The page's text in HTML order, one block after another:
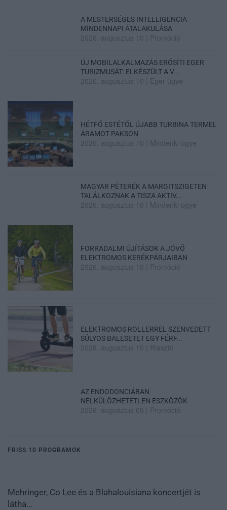
A MESTERSÉGES INTELLIGENCIA
MINDENNAPI ÁTALAKULÁSA
2026. augusztus 10 Promóció
ÚJ MOBILALKALMAZÁS ERŐSÍTI EGER
TURIZMUSÁT: ELKÉSZÜLT A V...
2026. augusztus 10 Eger ügye
HÉTFŐ ESTÉTŐL ÚJABB TURBINA TERMEL
ÁRAMOT PAKSON
2026. augusztus 10 Mindenki ügye
MAGYAR PÉTERÉK A MARGITSZIGETEN
TALÁLKOZNAK A TISZA AKTIV...
2026. augusztus 10 Mindenki ügye
FORRADALMI ÚJÍTÁSOK A JÖVŐ
ELEKTROMOS KERÉKPÁRJAIBAN
2026. augusztus 10 Promóció
ELEKTROMOS ROLLERREL SZENVEDETT
SÚLYOS BALESETET EGY FÉRF...
2026. augusztus 10 Riasztó
AZ ENDODONCIÁBAN
NÉLKÜLÖZHETETLEN ESZKÖZÖK
2026. augusztus 09 Promóció
FRISS 10 PROGRAMOK
Mehringer, Co Lee és a Blahalouisiana koncertjét is
látha...